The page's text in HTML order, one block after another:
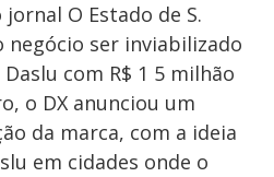
O Estado de S.
negócio ser inviabilizado
com R$ 1 5 milhão
o DX anunciou um
da marca, com a ideia
em cidades onde o